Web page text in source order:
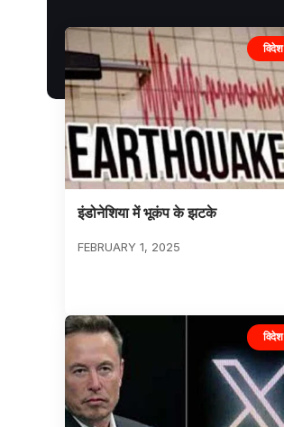
विदेश
इंडोनेशिया में भूकंप के झटके
FEBRUARY 1, 2025
विदेश